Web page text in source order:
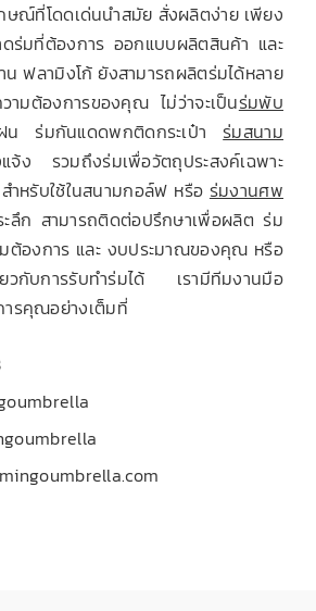
ณ์ที่โดดเด่นนำสมัย สั่งผลิตง่าย เพียง
ร่มที่ต้องการ ออกแบบผลิตสินค้า และ
น ฟลามิงโก้ ยังสามารถผลิตร่มได้หลาย
ามต้องการของคุณ ไม่ว่าจะเป็นร่มพับ
ฝน ร่มกันแดดพกติดกระเป๋าร่มสนาม
จ้ง รวมถึงร่มเพื่อวัตถุประสงค์เฉพาะ
ำหรับใช้ในสนามกอล์ฟ หรือ ร่มงานศพ
ะลึก สามารถติดต่อปรึกษาเพื่อผลิต ร่ม
ต้องการ และ งบประมาณของคุณ หรือ
วกับการรับทำร่มได้ เรามีทีมงานมือ
รคุณอย่างเต็มที่